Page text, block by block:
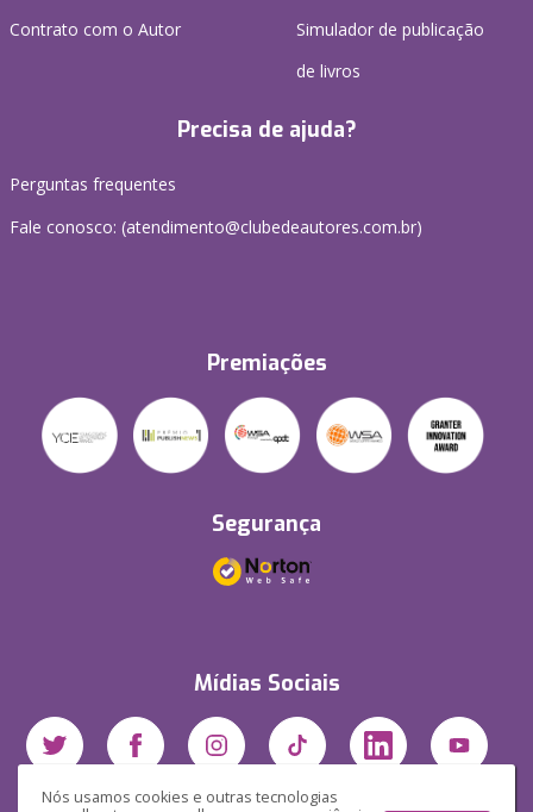
Nós usamos cookies e outras tecnologias
Contrato com o Autor
Simulador de publicação
de livros
Precisa de ajuda?
Perguntas frequentes
Fale conosco: (atendimento@clubedeautores.com.br)
Premiações
Segurança
Mídias Sociais